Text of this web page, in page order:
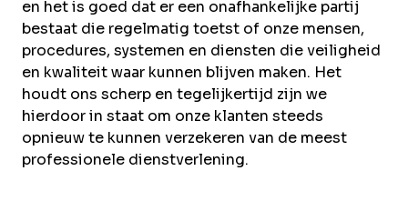
en het is goed dat er een onafhankelijke partij
bestaat die regelmatig toetst of onze mensen,
procedures, systemen en diensten die veiligheid
en kwaliteit waar kunnen blijven maken. Het
houdt ons scherp en tegelijkertijd zijn we
hierdoor in staat om onze klanten steeds
opnieuw te kunnen verzekeren van de meest
professionele dienstverlening.